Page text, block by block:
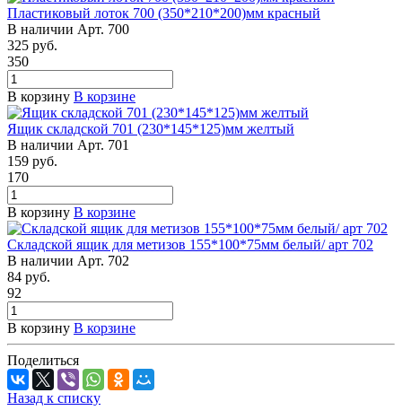
Пластиковый лоток 700 (350*210*200)мм красный
В наличии Арт. 700
325 руб.
350
В корзину В корзине
Ящик складской 701 (230*145*125)мм желтый
В наличии Арт. 701
159 руб.
170
В корзину В корзине
Складской ящик для метизов 155*100*75мм белый/ арт 702
В наличии Арт. 702
84 руб.
92
В корзину В корзине
Поделиться
Назад к списку